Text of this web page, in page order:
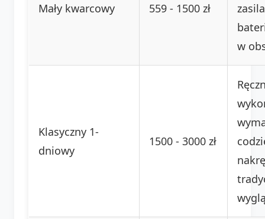
Mały kwarcowy 559 - 1500 zł
w
Klasyczny 1-
dniowy
1500 - 3000 zł